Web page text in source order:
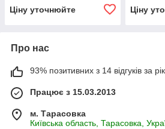
Ціну уточнюйте
Ціну
Про нас
93% позитивних з 14 відгуків за рік
Працює з 15.03.2013
м. Тарасовка
Київська область, Тарасовка,